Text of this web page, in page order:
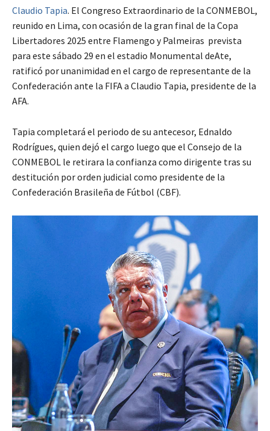
Claudio Tapia. El Congreso Extraordinario de la CONMEBOL,
reunido en Lima, con ocasión de la gran final de la Copa
Libertadores 2025 entre Flamengo y Palmeiras prevista
para este sábado 29 en el estadio Monumental deAte,
ratificó por unanimidad en el cargo de representante de la
Confederación ante la FIFA a Claudio Tapia, presidente de la
AFA.
Tapia completará el periodo de su antecesor, Ednaldo
Rodrígues, quien dejó el cargo luego que el Consejo de la
CONMEBOL le retirara la confianza como dirigente tras su
destitución por orden judicial como presidente de la
Confederación Brasileña de Fútbol (CBF).